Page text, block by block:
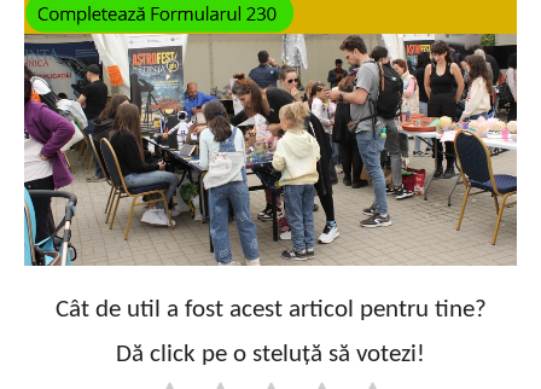
Cât de util a fost acest articol pentru tine?
Dă click pe o steluță să votezi!